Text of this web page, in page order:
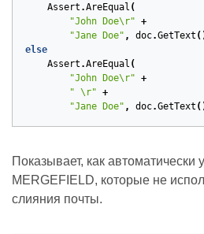
Assert .AreEqual (
"John Doe\r" +
"Jane Doe" , doc.GetText
else
Assert .AreEqual (
"John Doe\r" +
" \r" +
"Jane Doe" , doc.GetText
Показывает, как автоматически
MERGEFIELD, которые не
слияния почты.